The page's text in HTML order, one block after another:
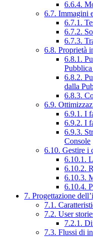
6.6.4.
6.7. Immagini
6.7.1.
6.7.2.
6.7.3.
6.8. Proprietà
6.8.1.
6.8.2.
dalla
6.8.3.
6.9.
6.9.1. I
6.9.2. I
6.9.3.
Console
6.10. Gestire i
6.10.1.
6.10.2.
6.10.3.
6.10.4.
7. Progettazione
7.1.
7.2. User
7.2.1.
7.3. Flussi di